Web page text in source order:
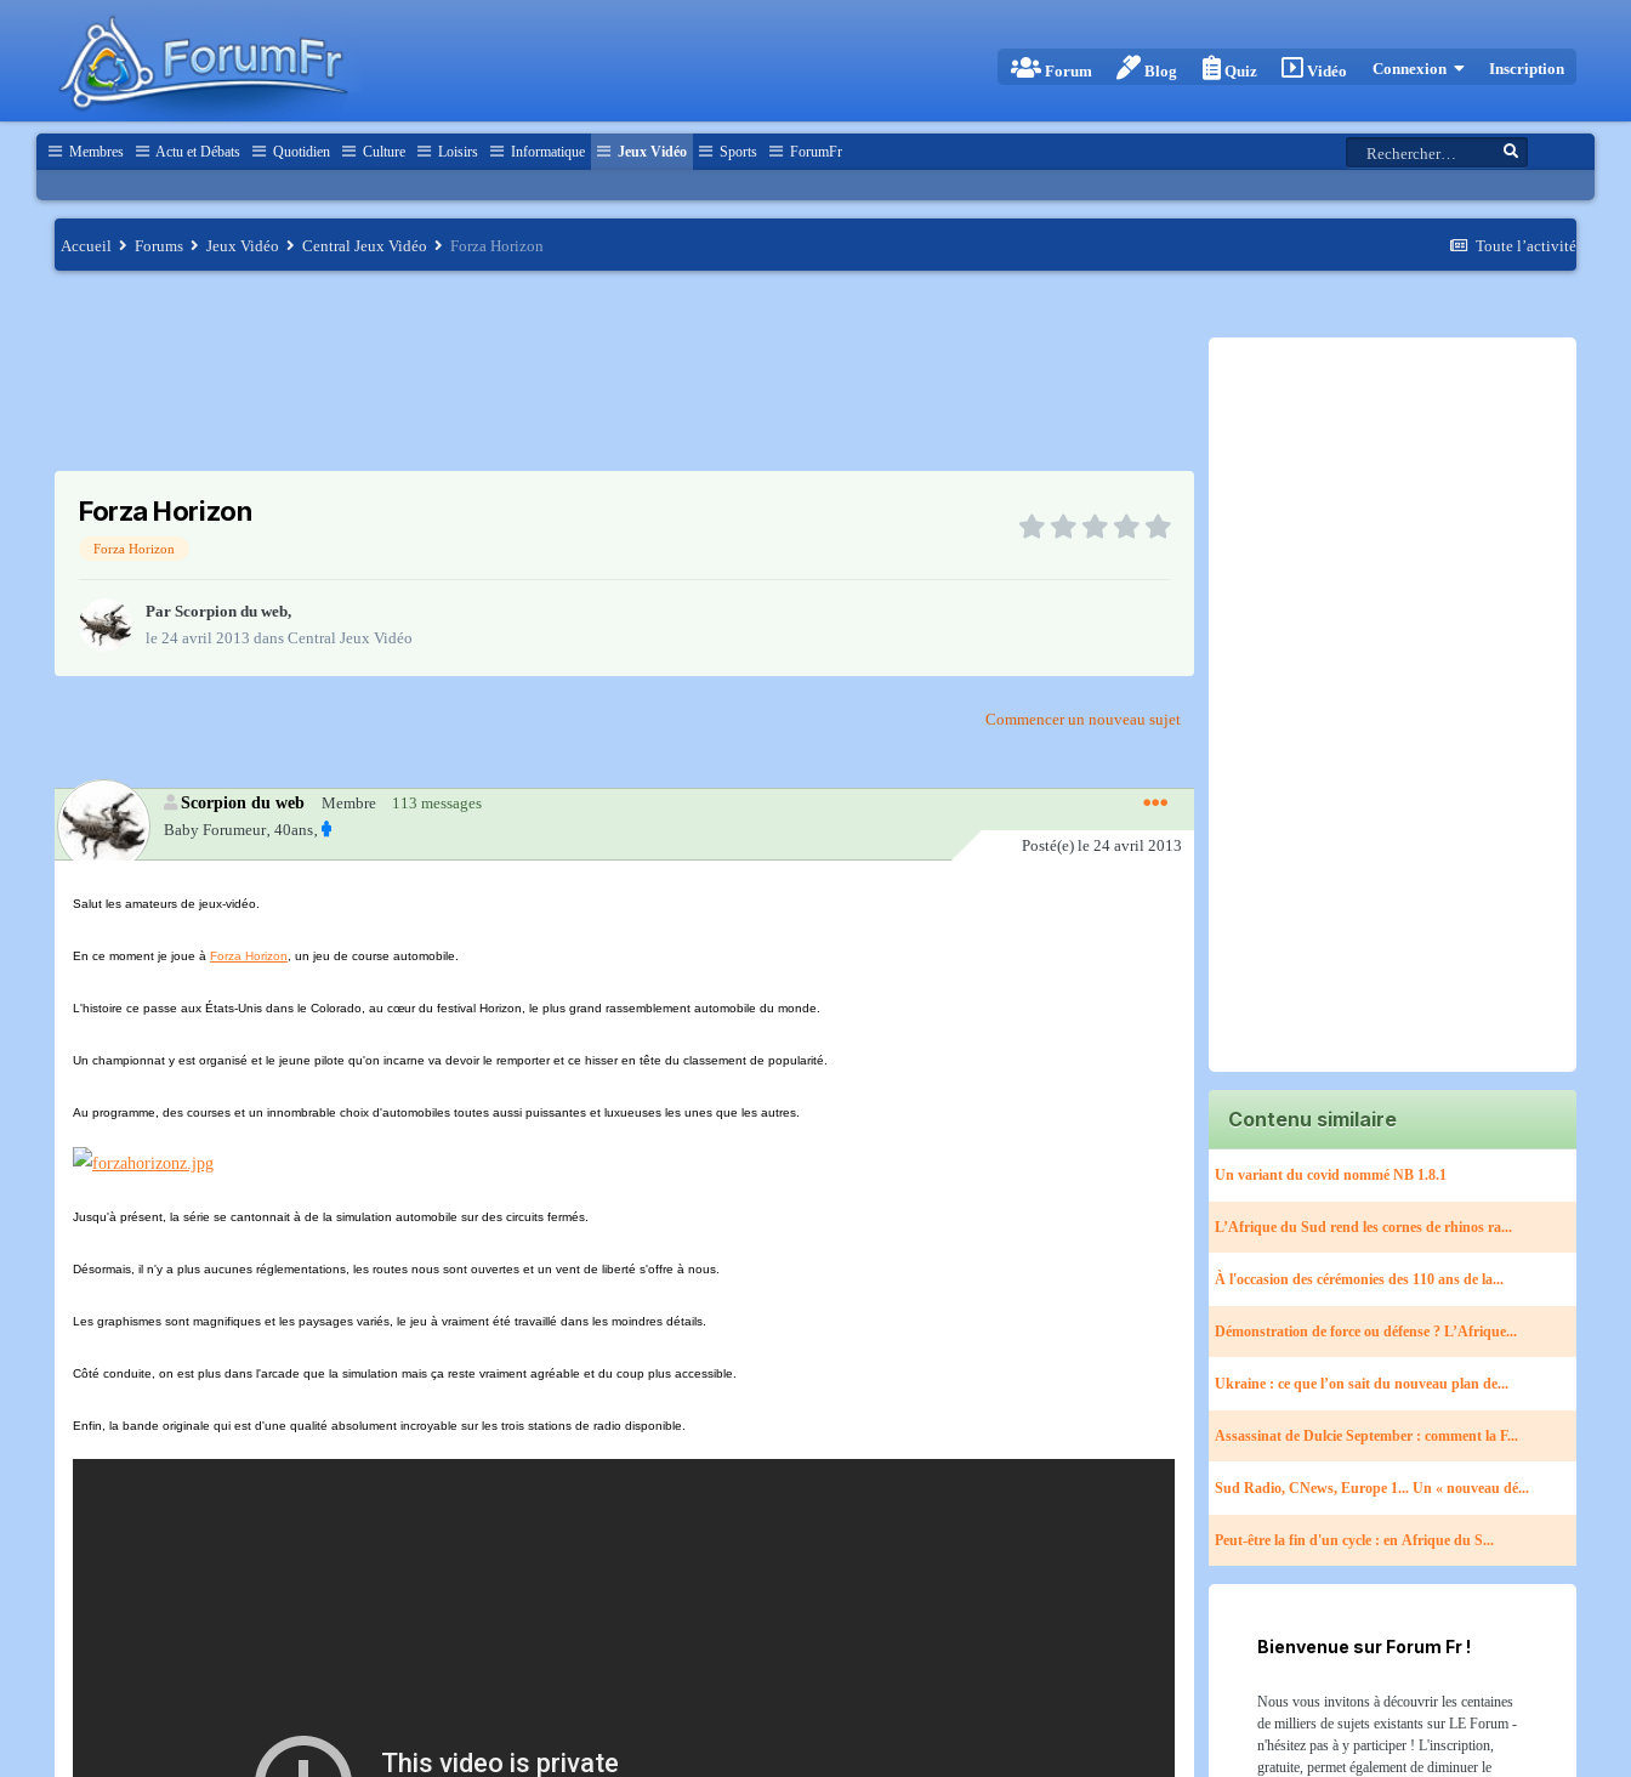
Forum Blog Quiz Vidéo Connexion Inscription
Membres Actu et Débats Quotidien Culture Loisirs Informatique Jeux Vidéo Sports ForumFr
Toute l’activité
Accueil Forums Jeux Vidéo Central Jeux Vidéo Forza Horizon
Forza Horizon
Forza Horizon
Par Scorpion du web,
le 24 avril 2013 dans Central Jeux Vidéo
Commencer un nouveau sujet
Scorpion du web Membre
113 messages
Baby Forumeur‚ 40ans‚
Posté(e) le 24 avril 2013
Salut les amateurs de jeux-vidéo.
En ce moment je joue à Forza Horizon, un jeu de course automobile.
L'histoire ce passe aux États-Unis dans le Colorado, au cœur du festival Horizon, le plus grand rassemblement automobile du monde.
Un championnat y est organisé et le jeune pilote qu'on incarne va devoir le remporter et ce hisser en tête du classement de popularité.
Au programme, des courses et un innombrable choix d'automobiles toutes aussi puissantes et luxueuses les unes que les autres.
Jusqu'à présent, la série se cantonnait à de la simulation automobile sur des circuits fermés.
Désormais, il n'y a plus aucunes réglementations, les routes nous sont ouvertes et un vent de liberté s'offre à nous.
Les graphismes sont magnifiques et les paysages variés, le jeu à vraiment été travaillé dans les moindres détails.
Côté conduite, on est plus dans l'arcade que la simulation mais ça reste vraiment agréable et du coup plus accessible.
Enfin, la bande originale qui est d'une qualité absolument incroyable sur les trois stations de radio disponible.
Contenu similaire
Un variant du covid nommé NB 1.8.1
L’Afrique du Sud rend les cornes de rhinos ra...
À l'occasion des cérémonies des 110 ans de la...
Démonstration de force ou défense ? L’Afrique...
Ukraine : ce que l’on sait du nouveau plan de...
Assassinat de Dulcie September : comment la F...
Sud Radio, CNews, Europe 1... Un « nouveau dé...
Peut-être la fin d'un cycle : en Afrique du S...
Bienvenue sur Forum Fr !
Nous vous invitons à découvrir les centaines
de milliers de sujets existants sur LE Forum -
n'hésitez pas à y participer ! L'inscription,
gratuite, permet également de diminuer le